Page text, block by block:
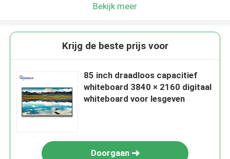
Bekijk meer
Krijg de beste prijs voor
85 inch draadloos capacitief
whiteboard 3840 × 2160 digitaal
whiteboard voor lesgeven
Doorgaan